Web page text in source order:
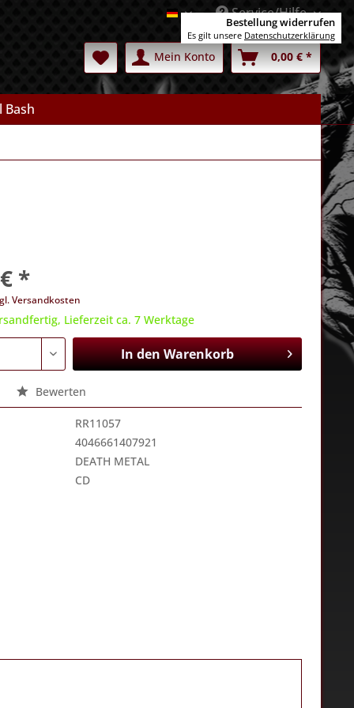
DeutschService/Hilfe
Mein Konto 0,00 € *
Bash
*
Versandkosten
Lieferzeit ca. 7 Werktage
In denWarenkorb
Bewerten
RR11057
4046661407921
DEATH METAL
CD
Bestellung widerrufen
Es gilt unsere Datenschutzerklärung